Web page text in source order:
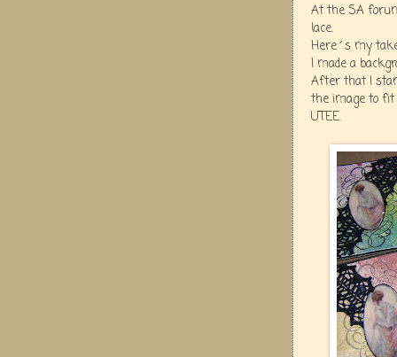
At the SA
lace.
Here´s my
I made a
After that I
the image to fit
UTEE.